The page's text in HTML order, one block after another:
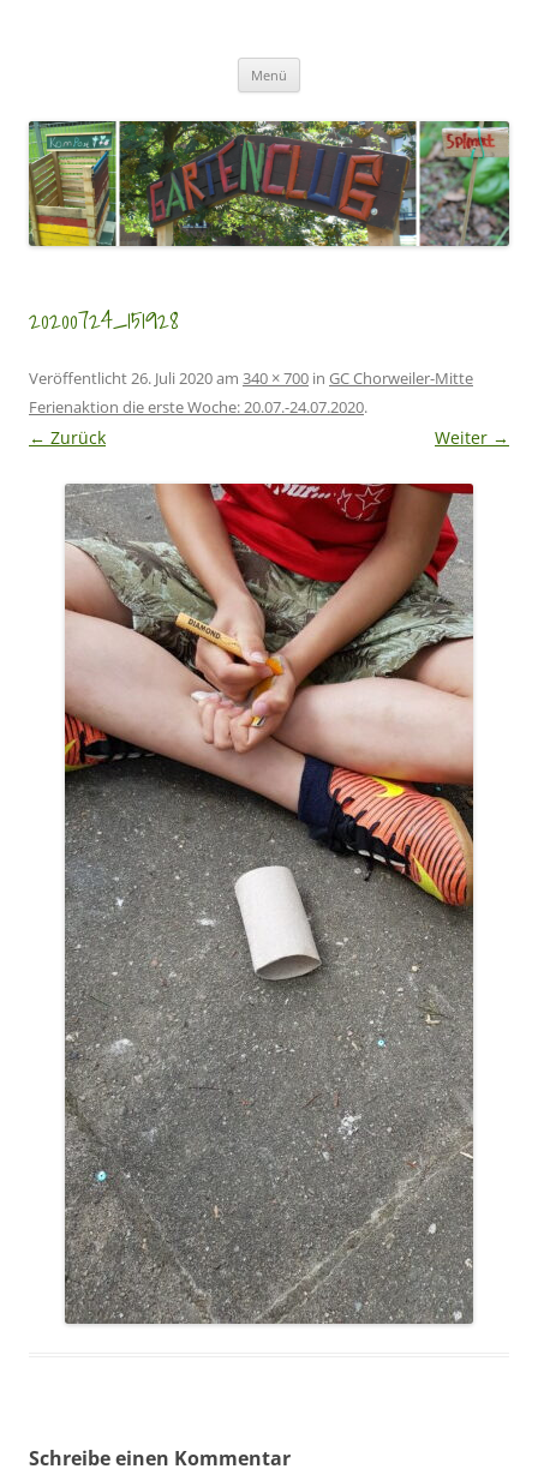
Menü
20200724_151928
Veröffentlicht26. Juli 2020am 340 × 700 in GC Chorweiler-Mitte
Ferienaktion die erste Woche: 20.07.-24.07.2020.
← Zurück Weiter →
Schreibe einen Kommentar